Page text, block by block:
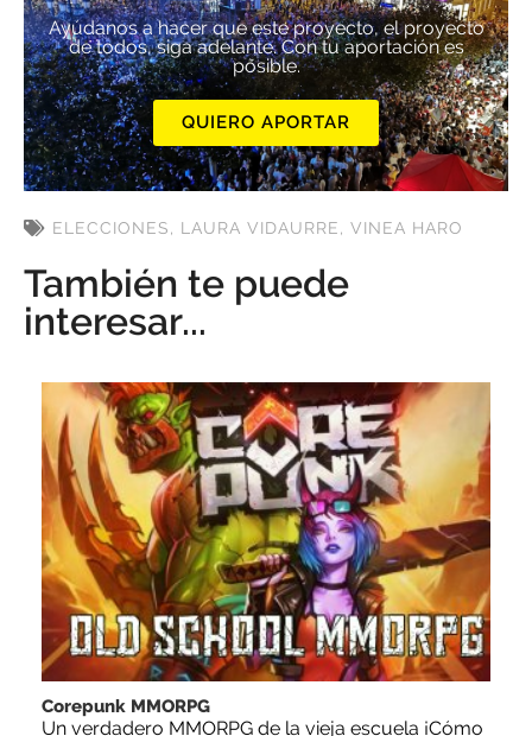
Ayúdanos a hacer que este proyecto, el proyecto
de todos, siga adelante. Con tu aportación es
posible.
QUIERO APORTAR
ELECCIONES, LAURA VIDAURRE, VINEA HARO
También te puede
interesar...
Corepunk MMORPG
Un verdadero MMORPG de la vieja escuela ¡Cómo